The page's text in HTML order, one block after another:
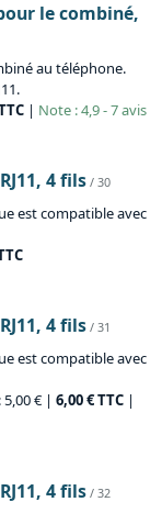
le combiné,
au téléphone.
| Note : 4,9 - 7 avis
4 fils / 30
est compatible avec
4 fils / 31
est compatible avec
€ | 6,00 € TTC |
4 fils / 32